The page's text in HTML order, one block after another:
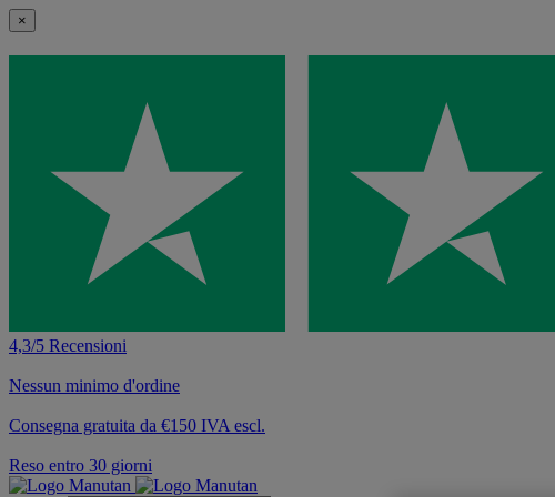
×
4,3/5 Recensioni
Nessun minimo d'ordine
Consegna gratuita da €150 IVA escl.
Reso entro 30 giorni